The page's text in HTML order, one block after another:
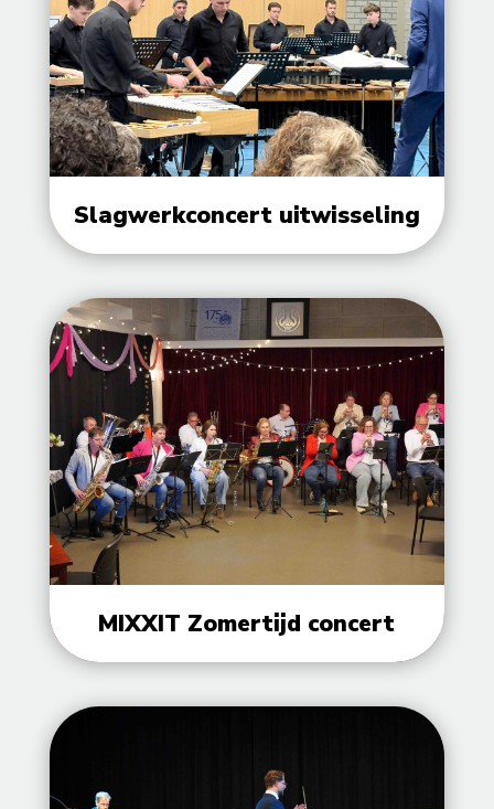
Slagwerkconcert uitwisseling
MIXXIT Zomertijd concert